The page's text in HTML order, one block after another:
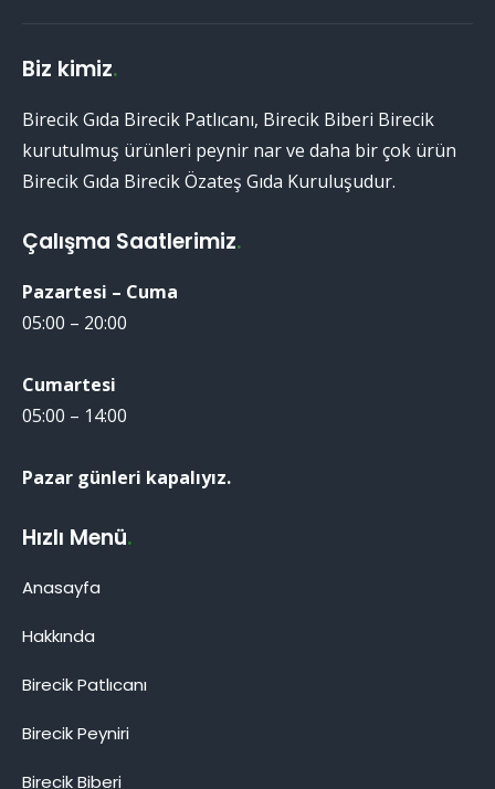
Biz kimiz.
Birecik Gıda Birecik Patlıcanı, Birecik Biberi Birecik
kurutulmuş ürünleri peynir nar ve daha bir çok ürün
Birecik Gıda Birecik Özateş Gıda Kuruluşudur.
Çalışma Saatlerimiz.
Pazartesi – Cuma
05:00 – 20:00
Cumartesi
05:00 – 14:00
Pazar günleri kapalıyız.
Hızlı Menü.
Anasayfa
Hakkında
Birecik Patlıcanı
Birecik Peyniri
Birecik Biberi